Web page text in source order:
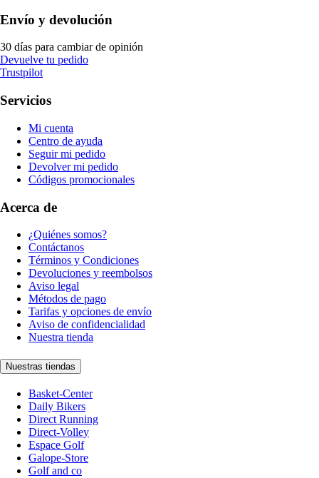
Envío y devolución
30 días para cambiar de opinión
Devuelve tu pedido
Trustpilot
Servicios
Mi cuenta
Centro de ayuda
Seguir mi pedido
Devolver mi pedido
Códigos promocionales
Acerca de
¿Quiénes somos?
Contáctanos
Términos y Condiciones
Devoluciones y reembolsos
Aviso legal
Métodos de pago
Tarifas y opciones de envío
Aviso de confidencialidad
Nuestra tienda
Nuestras tiendas
Basket-Center
Daily Bikers
Direct Running
Direct-Volley
Espace Golf
Galope-Store
Golf and co